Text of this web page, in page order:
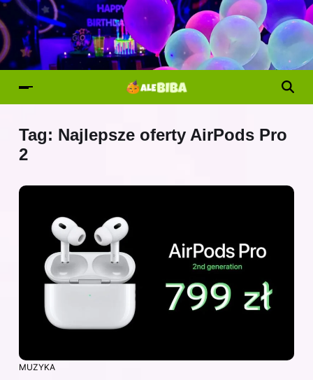
Tag: Najlepsze oferty AirPods Pro
2
MUZYKA